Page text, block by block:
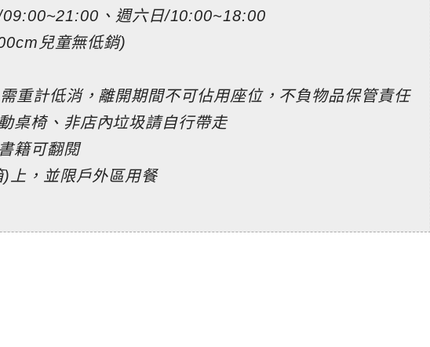
09:00~21:00、週六日/10:00~18:00
兒童無低銷)
重計低消，離開期間不可佔用座位，不負物品保管責任
桌椅、非店內垃圾請自行帶走
籍可翻閱
上，並限戶外區用餐